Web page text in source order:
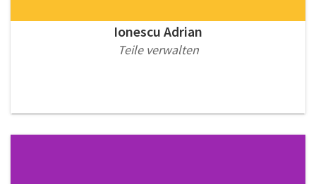
Ionescu Adrian
Teile verwalten